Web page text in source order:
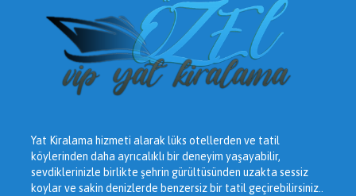
Yat Kiralama hizmeti alarak lüks otellerden ve tatil
köylerinden daha ayrıcalıklı bir deneyim yaşayabilir,
sevdiklerinizle birlikte şehrin gürültüsünden uzakta sessiz
koylar ve sakin denizlerde benzersiz bir tatil geçirebilirsiniz..